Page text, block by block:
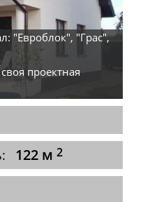
"Евроблок", "Грас",
проектная
122 м 2